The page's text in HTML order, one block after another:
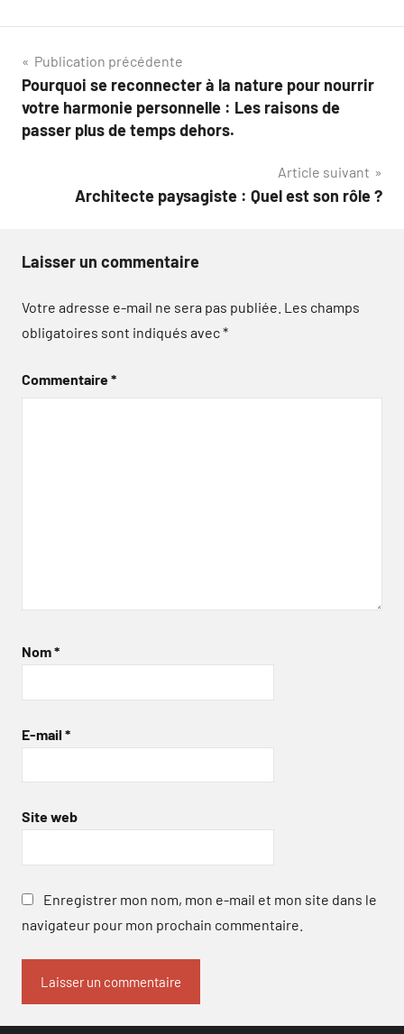
Navigation
de
l’article
Publication précédente
Pourquoi se reconnecter à la nature pour nourrir
votre harmonie personnelle : Les raisons de
passer plus de temps dehors.
Article suivant
Architecte paysagiste : Quel est son rôle ?
Laisser un commentaire
Votre adresse e-mail ne sera pas publiée. Les champs
obligatoires sont indiqués avec*
Commentaire*
Nom*
E-mail *
Site web
Enregistrer mon nom, mon e-mail et mon site dans le
navigateur pour mon prochain commentaire.